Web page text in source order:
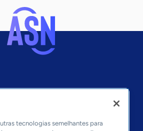
tecnologias semelhantes para